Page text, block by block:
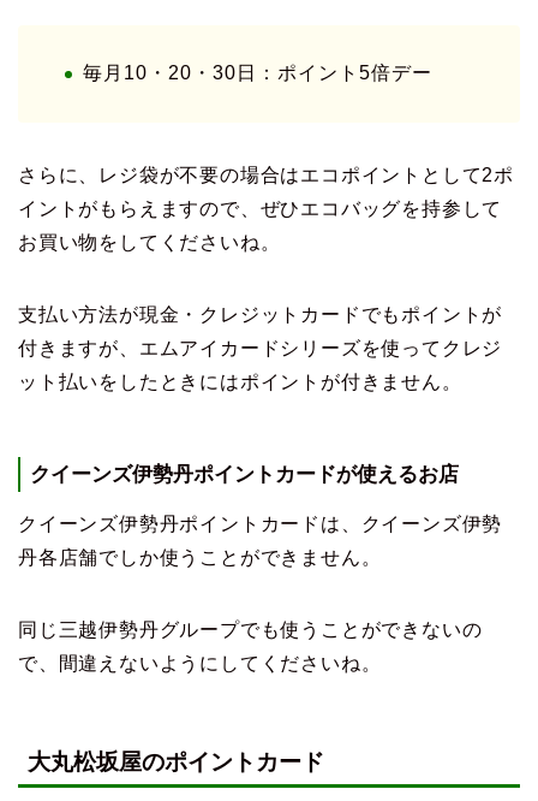
毎月10・20・30日：ポイント5倍デー
さらに、レジ袋が不要の場合はエコポイントとして2ポ
イントがもらえますので、ぜひエコバッグを持参して
お買い物をしてくださいね。
支払い方法が現金・クレジットカードでもポイントが
付きますが、エムアイカードシリーズを使ってクレジ
ット払いをしたときにはポイントが付きません。
クイーンズ伊勢丹ポイントカードが使えるお店
クイーンズ伊勢丹ポイントカードは、クイーンズ伊勢
丹各店舗でしか使うことができません。
同じ三越伊勢丹グループでも使うことができないの
で、間違えないようにしてくださいね。
大丸松坂屋のポイントカード